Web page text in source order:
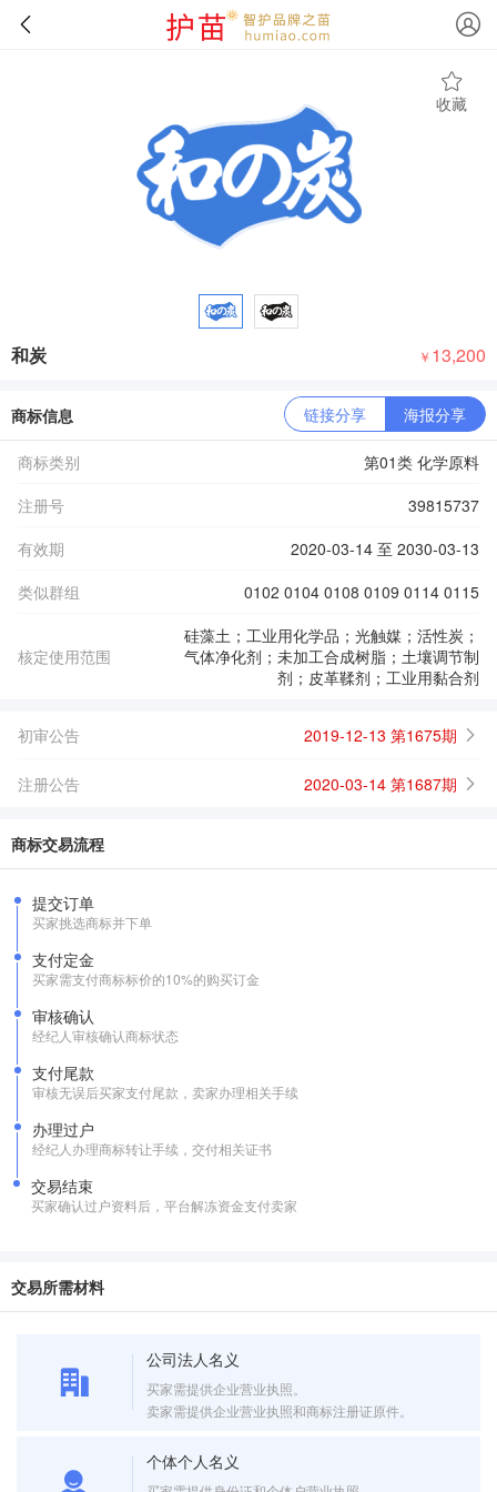
收藏
和炭 ￥ 13,200
商标信息 链接分享 海报分享
商标类别
第01类 化学原料
注册号
39815737
有效期
2020-03-14 至 2030-03-13
类似群组
0102 0104 0108 0109 0114 0115
核定使用范围
硅藻土；工业用化学品；光触媒；活性炭；
气体净化剂；未加工合成树脂；土壤调节制
剂；皮革鞣剂；工业用黏合剂
初审公告 2019-12-13 第1675期
注册公告 2020-03-14 第1687期
商标交易流程
提交订单
买家挑选商标并下单
支付定金
买家需支付商标标价的10%的购买订金
审核确认
经纪人审核确认商标状态
支付尾款
审核无误后买家支付尾款，卖家办理相关手续
办理过户
经纪人办理商标转让手续，交付相关证书
交易结束
买家确认过户资料后，平台解冻资金支付卖家
交易所需材料
公司法人名义
买家需提供企业营业执照。
卖家需提供企业营业执照和商标注册证原件。
个体个人名义